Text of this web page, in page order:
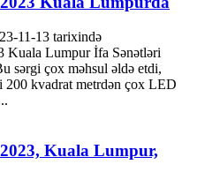
11-13 tarixində
Kuala Lumpur İfa Sənətləri
sərgi çox məhsul əldə etdi,
200 kvadrat metrdən çox LED
Kuala Lumpur,